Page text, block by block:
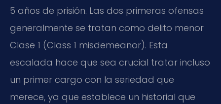
5 años de prisión. Las dos primeras ofensas
generalmente se tratan como delito menor
Clase 1 (Class 1 misdemeanor). Esta
escalada hace que sea crucial tratar incluso
un primer cargo con la seriedad que
merece, ya que establece un historial que